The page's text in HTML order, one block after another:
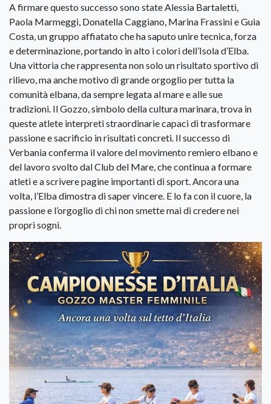
A firmare questo successo sono state Alessia Bartaletti,
Paola Marmeggi, Donatella Caggiano, Marina Frassini e Guia
Costa, un gruppo affiatato che ha saputo unire tecnica, forza
e determinazione, portando in alto i colori dell’Isola d’Elba.
Una vittoria che rappresenta non solo un risultato sportivo di
rilievo, ma anche motivo di grande orgoglio per tutta la
comunità elbana, da sempre legata al mare e alle sue
tradizioni. Il Gozzo, simbolo della cultura marinara, trova in
queste atlete interpreti straordinarie capaci di trasformare
passione e sacrificio in risultati concreti. Il successo di
Verbania conferma il valore del movimento remiero elbano e
del lavoro svolto dal Club del Mare, che continua a formare
atleti e a scrivere pagine importanti di sport. Ancora una
volta, l’Elba dimostra di saper vincere. E lo fa con il cuore, la
passione e l’orgoglio di chi non smette mai di credere nei
propri sogni.